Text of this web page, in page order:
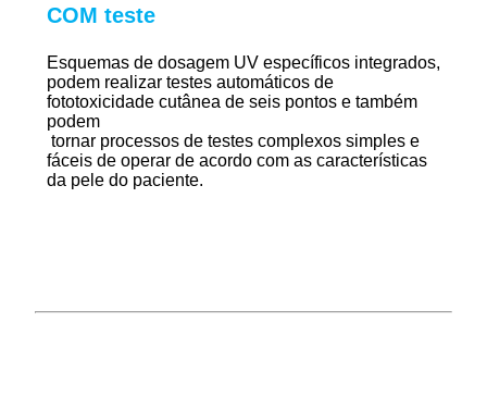
COM teste
Esquemas de dosagem UV específicos integrados,
podem realizar testes automáticos de
fototoxicidade cutânea de seis pontos e também
podem
tornar processos de testes complexos simples e
fáceis de operar de acordo com as características
da pele do paciente.